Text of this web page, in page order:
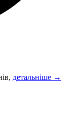
детальніше →